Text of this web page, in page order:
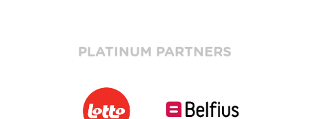
PLATINUM PARTNERS